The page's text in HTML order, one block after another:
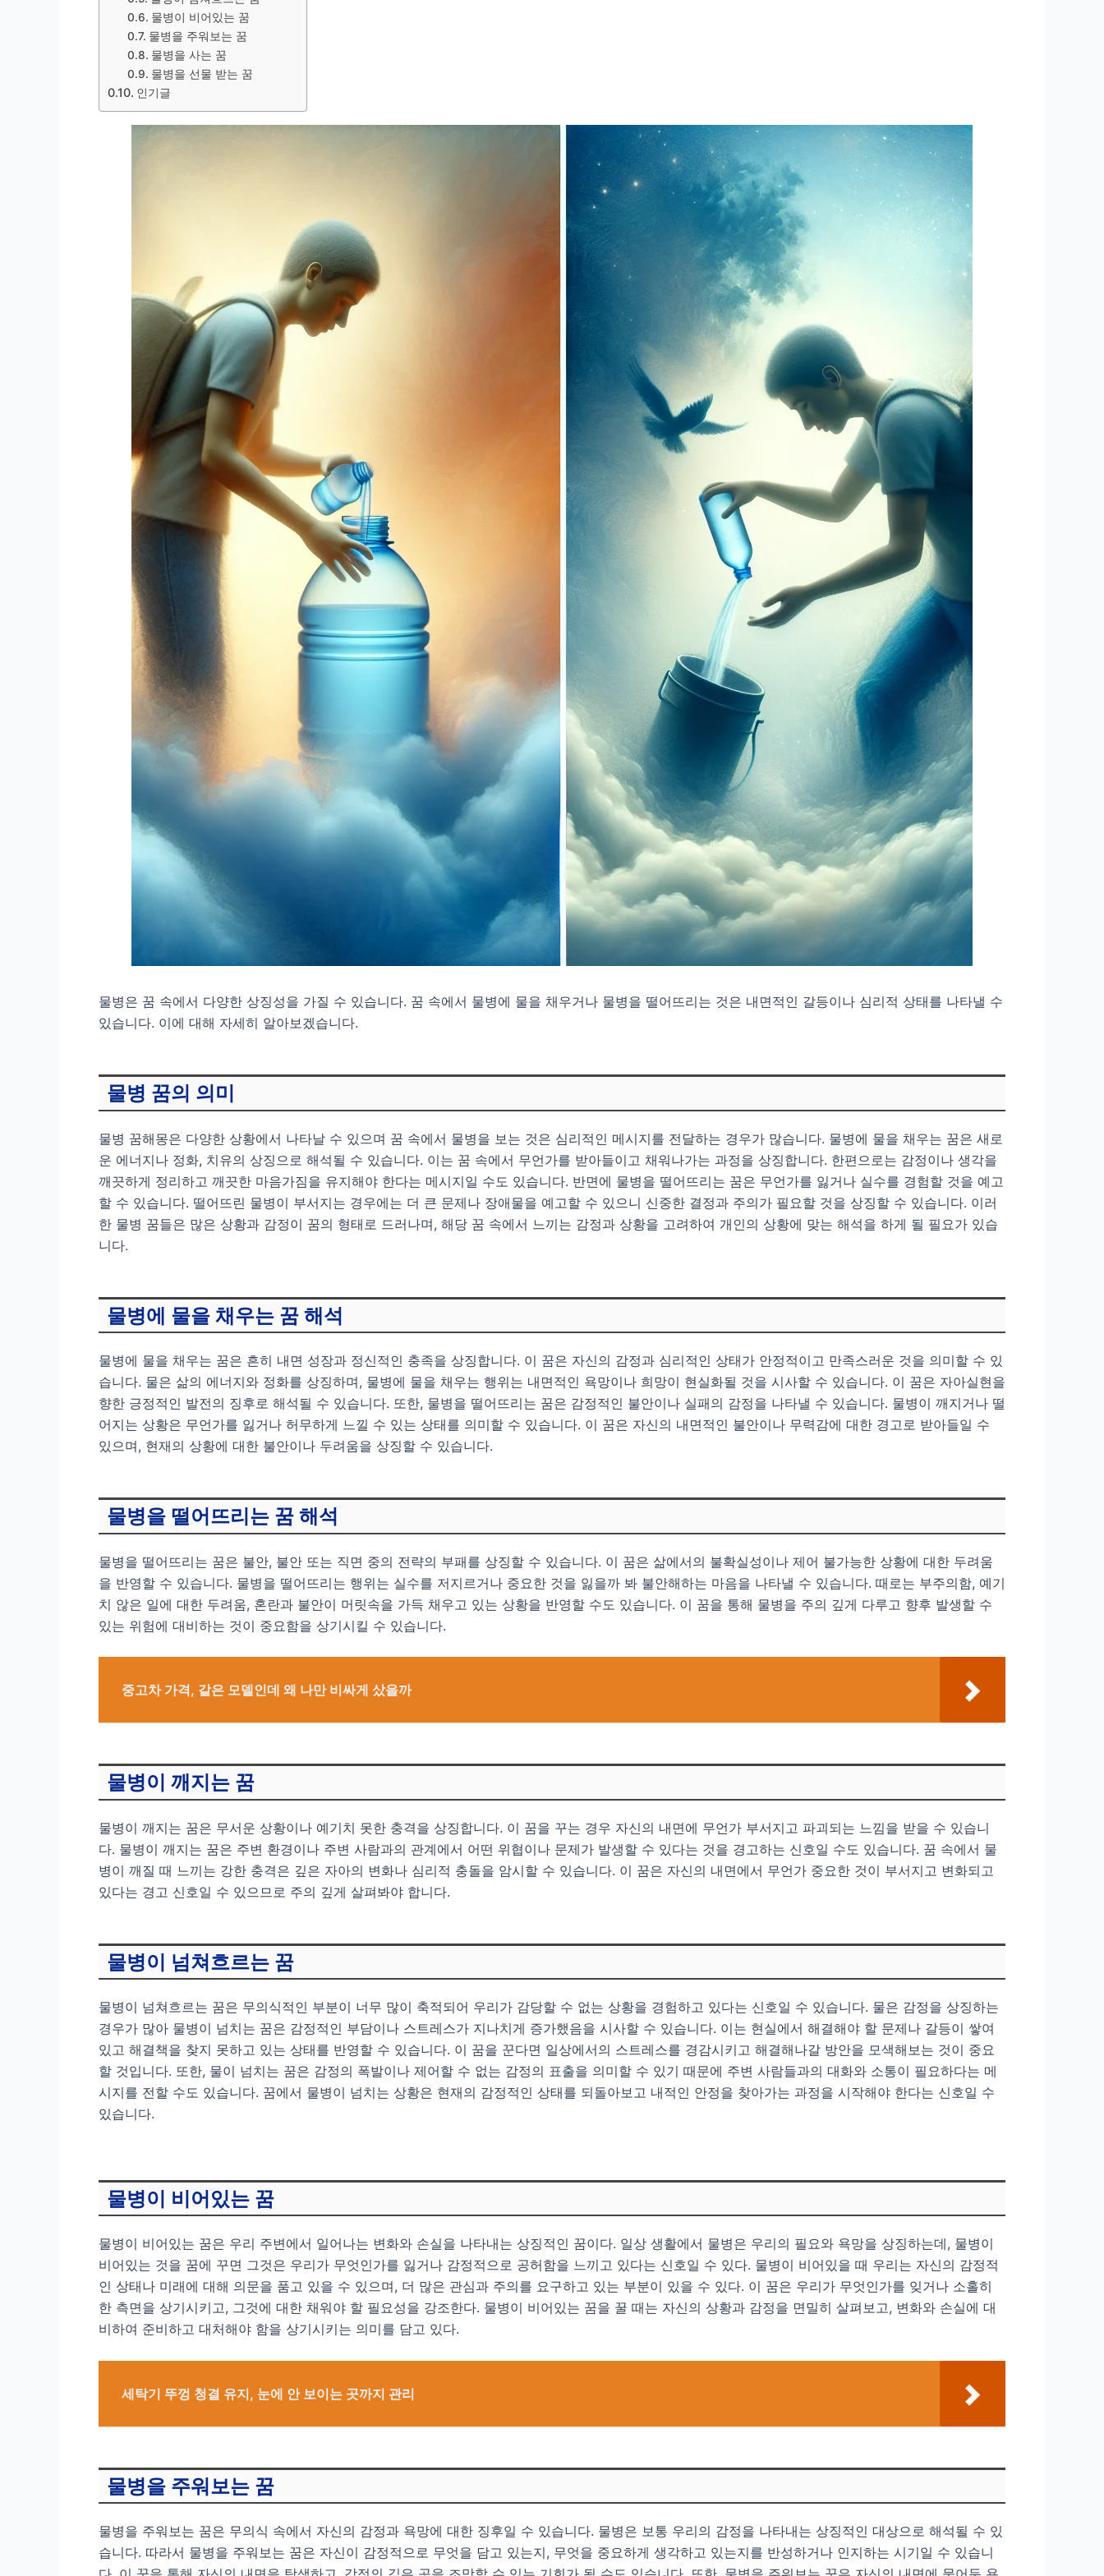
물병이 비어있는 꿈
물병을 주워보는 꿈
물병을 사는 꿈
물병을 선물 받는 꿈
인기글
물병은 꿈 속에서 다양한 상징성을 가질 수 있습니다. 꿈 속에서 물병에 물을 채우거나 물병을 떨어뜨리는 것은 내면적인 갈등이나 심리적 상태를 나타낼 수
있습니다. 이에 대해 자세히 알아보겠습니다.
물병 꿈의 의미
물병 꿈해몽은 다양한 상황에서 나타날 수 있으며 꿈 속에서 물병을 보는 것은 심리적인 메시지를 전달하는 경우가 많습니다. 물병에 물을 채우는 꿈은 새로
운 에너지나 정화, 치유의 상징으로 해석될 수 있습니다. 이는 꿈 속에서 무언가를 받아들이고 채워나가는 과정을 상징합니다. 한편으로는 감정이나 생각을
깨끗하게 정리하고 깨끗한 마음가짐을 유지해야 한다는 메시지일 수도 있습니다. 반면에 물병을 떨어뜨리는 꿈은 무언가를 잃거나 실수를 경험할 것을 예고
할 수 있습니다. 떨어뜨린 물병이 부서지는 경우에는 더 큰 문제나 장애물을 예고할 수 있으니 신중한 결정과 주의가 필요할 것을 상징할 수 있습니다. 이러
한 물병 꿈들은 많은 상황과 감정이 꿈의 형태로 드러나며, 해당 꿈 속에서 느끼는 감정과 상황을 고려하여 개인의 상황에 맞는 해석을 하게 될 필요가 있습
니다.
물병에 물을 채우는 꿈 해석
물병에 물을 채우는 꿈은 흔히 내면 성장과 정신적인 충족을 상징합니다. 이 꿈은 자신의 감정과 심리적인 상태가 안정적이고 만족스러운 것을 의미할 수 있
습니다. 물은 삶의 에너지와 정화를 상징하며, 물병에 물을 채우는 행위는 내면적인 욕망이나 희망이 현실화될 것을 시사할 수 있습니다. 이 꿈은 자아실현을
향한 긍정적인 발전의 징후로 해석될 수 있습니다. 또한, 물병을 떨어뜨리는 꿈은 감정적인 불안이나 실패의 감정을 나타낼 수 있습니다. 물병이 깨지거나 떨
어지는 상황은 무언가를 잃거나 허무하게 느낄 수 있는 상태를 의미할 수 있습니다. 이 꿈은 자신의 내면적인 불안이나 무력감에 대한 경고로 받아들일 수
있으며, 현재의 상황에 대한 불안이나 두려움을 상징할 수 있습니다.
물병을 떨어뜨리는 꿈 해석
물병을 떨어뜨리는 꿈은 불안, 불안 또는 직면 중의 전략의 부패를 상징할 수 있습니다. 이 꿈은 삶에서의 불확실성이나 제어 불가능한 상황에 대한 두려움
을 반영할 수 있습니다. 물병을 떨어뜨리는 행위는 실수를 저지르거나 중요한 것을 잃을까 봐 불안해하는 마음을 나타낼 수 있습니다. 때로는 부주의함, 예기
치 않은 일에 대한 두려움, 혼란과 불안이 머릿속을 가득 채우고 있는 상황을 반영할 수도 있습니다. 이 꿈을 통해 물병을 주의 깊게 다루고 향후 발생할 수
있는 위험에 대비하는 것이 중요함을 상기시킬 수 있습니다.
중고차 가격, 같은 모델인데 왜 나만 비싸게 샀을까
물병이 깨지는 꿈
물병이 깨지는 꿈은 무서운 상황이나 예기치 못한 충격을 상징합니다. 이 꿈을 꾸는 경우 자신의 내면에 무언가 부서지고 파괴되는 느낌을 받을 수 있습니
다. 물병이 깨지는 꿈은 주변 환경이나 주변 사람과의 관계에서 어떤 위협이나 문제가 발생할 수 있다는 것을 경고하는 신호일 수도 있습니다. 꿈 속에서 물
병이 깨질 때 느끼는 강한 충격은 깊은 자아의 변화나 심리적 충돌을 암시할 수 있습니다. 이 꿈은 자신의 내면에서 무언가 중요한 것이 부서지고 변화되고
있다는 경고 신호일 수 있으므로 주의 깊게 살펴봐야 합니다.
물병이 넘쳐흐르는 꿈
물병이 넘쳐흐르는 꿈은 무의식적인 부분이 너무 많이 축적되어 우리가 감당할 수 없는 상황을 경험하고 있다는 신호일 수 있습니다. 물은 감정을 상징하는
경우가 많아 물병이 넘치는 꿈은 감정적인 부담이나 스트레스가 지나치게 증가했음을 시사할 수 있습니다. 이는 현실에서 해결해야 할 문제나 갈등이 쌓여
있고 해결책을 찾지 못하고 있는 상태를 반영할 수 있습니다. 이 꿈을 꾼다면 일상에서의 스트레스를 경감시키고 해결해나갈 방안을 모색해보는 것이 중요
할 것입니다. 또한, 물이 넘치는 꿈은 감정의 폭발이나 제어할 수 없는 감정의 표출을 의미할 수 있기 때문에 주변 사람들과의 대화와 소통이 필요하다는 메
시지를 전할 수도 있습니다. 꿈에서 물병이 넘치는 상황은 현재의 감정적인 상태를 되돌아보고 내적인 안정을 찾아가는 과정을 시작해야 한다는 신호일 수
있습니다.
물병이 비어있는 꿈
물병이 비어있는 꿈은 우리 주변에서 일어나는 변화와 손실을 나타내는 상징적인 꿈이다. 일상 생활에서 물병은 우리의 필요와 욕망을 상징하는데, 물병이
비어있는 것을 꿈에 꾸면 그것은 우리가 무엇인가를 잃거나 감정적으로 공허함을 느끼고 있다는 신호일 수 있다. 물병이 비어있을 때 우리는 자신의 감정적
인 상태나 미래에 대해 의문을 품고 있을 수 있으며, 더 많은 관심과 주의를 요구하고 있는 부분이 있을 수 있다. 이 꿈은 우리가 무엇인가를 잊거나 소홀히
한 측면을 상기시키고, 그것에 대한 채워야 할 필요성을 강조한다. 물병이 비어있는 꿈을 꿀 때는 자신의 상황과 감정을 면밀히 살펴보고, 변화와 손실에 대
비하여 준비하고 대처해야 함을 상기시키는 의미를 담고 있다.
세탁기 뚜껑 청결 유지, 눈에 안 보이는 곳까지 관리
물병을 주워보는 꿈
물병을 주워보는 꿈은 무의식 속에서 자신의 감정과 욕망에 대한 징후일 수 있습니다. 물병은 보통 우리의 감정을 나타내는 상징적인 대상으로 해석될 수 있
습니다. 따라서 물병을 주워보는 꿈은 자신이 감정적으로 무엇을 담고 있는지, 무엇을 중요하게 생각하고 있는지를 반성하거나 인지하는 시기일 수 있습니